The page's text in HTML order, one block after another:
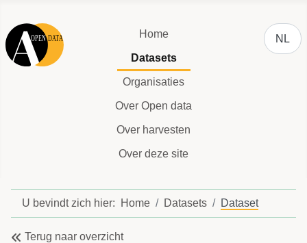
Home
Datasets
Organisaties
Over Open data
Over harvesten
Over deze site
NL
U bevindt zich hier: Home Datasets Dataset
Terug naar overzicht